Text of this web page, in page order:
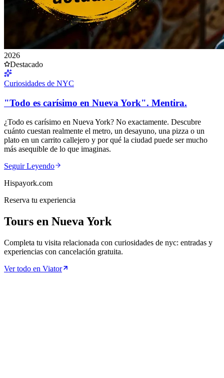
2026
Destacado
Curiosidades de NYC
"Todo es carísimo en Nueva York". Mentira.
¿Todo es carísimo en Nueva York? No exactamente. Descubre
cuánto cuestan realmente el metro, un desayuno, una pizza o un
plato en un carrito callejero y por qué la ciudad puede ser mucho
más asequible de lo que imaginas.
Seguir Leyendo
Hispayork.com
Reserva tu experiencia
Tours en Nueva York
Completa tu visita relacionada con curiosidades de nyc: entradas y
experiencias con cancelación gratuita.
Ver todo en Viator